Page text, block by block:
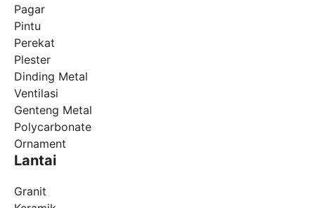
Pagar
Pintu
Perekat
Plester
Dinding Metal
Ventilasi
Genteng Metal
Polycarbonate
Ornament
Lantai
Granit